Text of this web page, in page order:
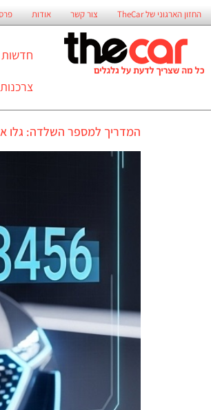
החזון הארגוני של TheCar צור קשר אודות
חדשות
המדריך למספר השלדה: